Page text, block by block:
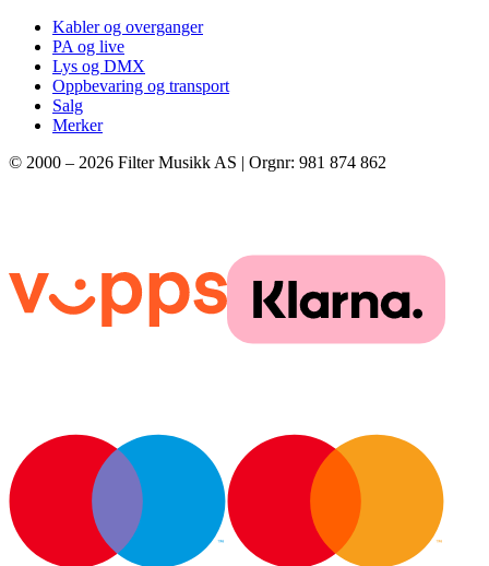
Kabler og overganger
PA og live
Lys og DMX
Oppbevaring og transport
Salg
Merker
© 2000 – 2026 Filter Musikk AS | Orgnr: 981 874 862